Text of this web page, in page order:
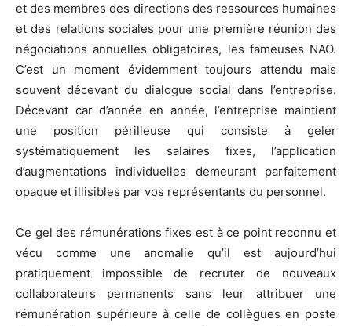
et des membres des directions des ressources humaines
et des relations sociales pour une première réunion des
négociations annuelles obligatoires, les fameuses NAO.
C’est un moment évidemment toujours attendu mais
souvent décevant du dialogue social dans l’entreprise.
Décevant car d’année en année, l’entreprise maintient
une position périlleuse qui consiste à geler
systématiquement les salaires fixes, l’application
d’augmentations individuelles demeurant parfaitement
opaque et illisibles par vos représentants du personnel.
Ce gel des rémunérations fixes est à ce point reconnu et
vécu comme une anomalie qu’il est aujourd’hui
pratiquement impossible de recruter de nouveaux
collaborateurs permanents sans leur attribuer une
rémunération supérieure à celle de collègues en poste